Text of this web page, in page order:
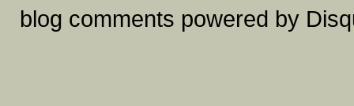
blog comments powered by